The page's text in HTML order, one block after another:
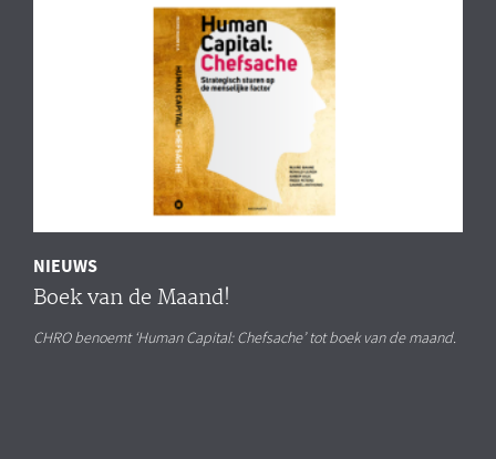
NIEUWS
Boek van de Maand!
CHRO benoemt ‘Human Capital: Chefsache’ tot boek van de maand.